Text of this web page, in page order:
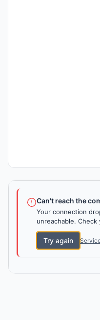
Can't reach the
Your connection
unreachable.
Try again